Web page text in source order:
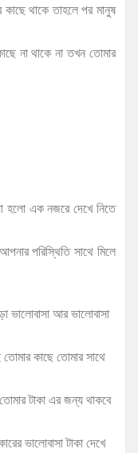
থাকে তাহলে পর মানুষ
না থাকে না তখন তোমার
হলো এক নজরে দেখে নিতে
পরিস্থিতি সাথে মিলে
ভালোবাসা আর ভালোবাসা
তোমার কাছে তোমার সাথে
টাকা এর জন্য থাকবে
ভালোবাসা টাকা দেখে